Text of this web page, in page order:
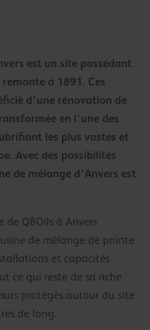
est un site possédant
à 1891. Ces
d’une rénovation de
en l’une des
les plus vastes et
Avec des possibilités
de mélange d’Anvers est
de Q8Oils à Anvers
de mélange de pointe
et capacités
ce qui reste de sa riche
protégés autour du site
de long.